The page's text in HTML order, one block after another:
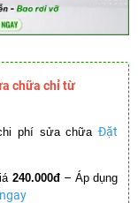
chữa chỉ từ
phí sửa chữa Đặt
240.000đ – Áp dụng